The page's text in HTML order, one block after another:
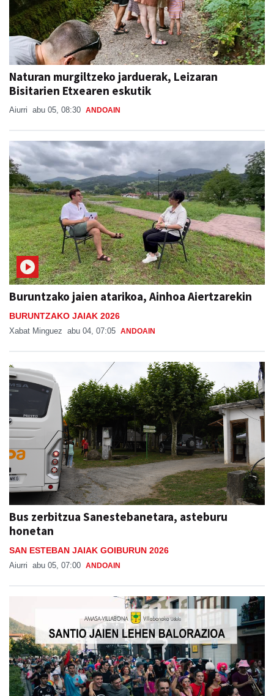
Naturan murgiltzeko jarduerak, Leizaran
Bisitarien Etxearen eskutik
Aiurri abu 05, 08:30 ANDOAIN
Buruntzako jaien atarikoa, Ainhoa Aiertzarekin
BURUNTZAKO JAIAK 2026
Xabat Minguez abu 04, 07:05 ANDOAIN
Bus zerbitzua Sanestebanetara, asteburu
honetan
SAN ESTEBAN JAIAK GOIBURUN 2026
Aiurri abu 05, 07:00 ANDOAIN